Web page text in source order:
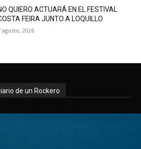
QUIERO ACTUARÁ EN EL FESTIVAL
FEIRA JUNTO A LOQUILLO
agosto, 2026
de un Rockero